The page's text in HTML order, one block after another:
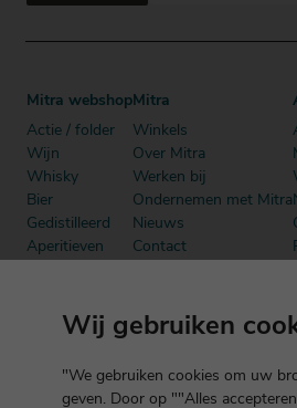
Mitra webshop
Actie / folder
Wijn
Whisky
Bier
Gedistilleerd
Aperitieven
Boeken
Mitra
Winkels
Over Mitra
Werken bij
Ondernemen met Mitra
Nieuws
Contact
Wij gebruiken
"We gebruiken cookies om uw
geven. Door op ""Alles